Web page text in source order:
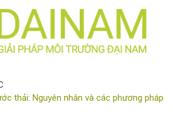
thải: Nguyên nhân và các phương pháp